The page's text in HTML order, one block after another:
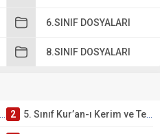
6.SINIF DOSYALARI
8.SINIF DOSYALARI
2 5. Sınıf Kur’an-ı Kerim ve Temel Özellikleri Testi – Online Çöz